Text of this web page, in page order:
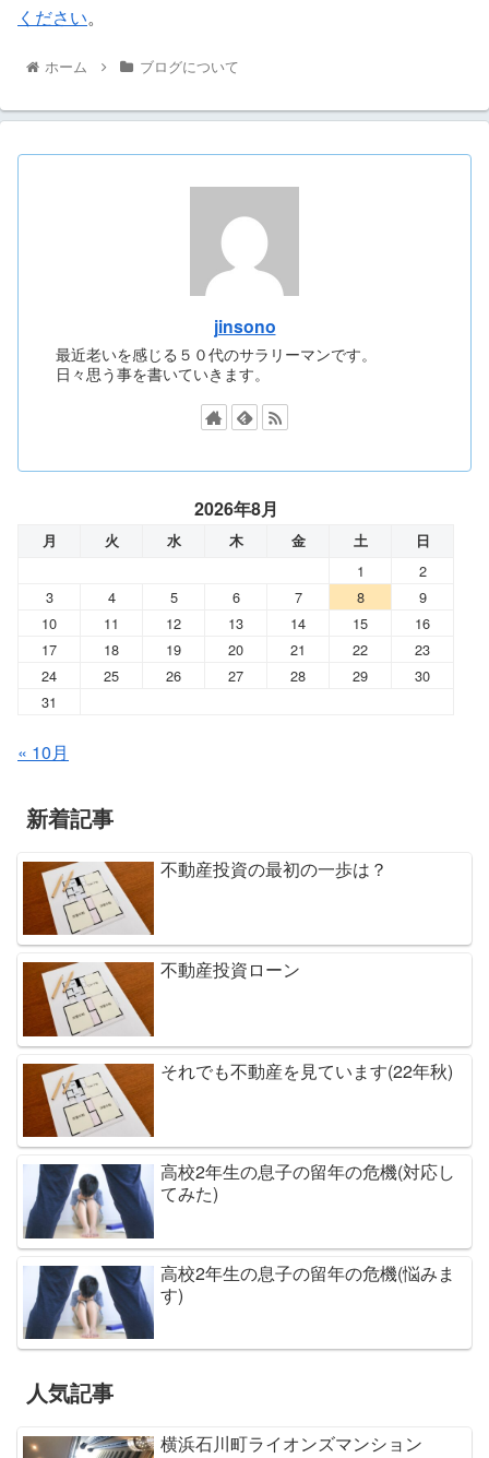
ください。
ホーム ブログについて
jinsono
最近老いを感じる５０代のサラリーマンです。
日々思う事を書いていきます。
2026年8月
月 火 水 木 金 土 日
1
2
3
4 5 6 7 8
9
10
11 12 13 14 15
16
17
18 19 20 21 22
23
24
25 26 27 28 29
30
31
« 10月
新着記事
不動産投資の最初の一歩は？
不動産投資ローン
それでも不動産を見ています(22年秋)
高校2年生の息子の留年の危機(対応し
てみた)
高校2年生の息子の留年の危機(悩みま
す)
人気記事
横浜石川町ライオンズマンション